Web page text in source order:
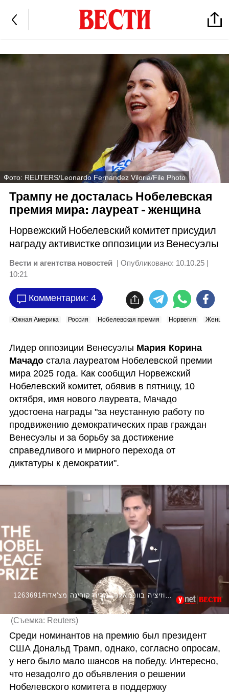
Фото: REUTERS/Leonardo Fernandez Viloria/File Photo
Трампу не досталась Нобелевская
премия мира: лауреат - женщина
Норвежский Нобелевский комитет присудил
награду активистке оппозиции из Венесуэлы
Вести и агентства новостей | Опубликовано: 10.10.25 |
10:21
Комментарии: 4
Южная Америка Россия Нобелевская премия Норвегия
Лидер оппозиции Венесуэлы Мария Корина
Мачадо стала лауреатом Нобелевской премии
мира 2025 года. Как сообщил Норвежский
Нобелевский комитет, обявив в пятницу, 10
октября, имя нового лауреата, Мачадо
удостоена награды "за неустанную работу по
продвижению демократических прав граждан
Венесуэлы и за борьбу за достижение
справедливого и мирного перехода от
диктатуры к демократии".
1263691#זוכת פרס נובל לשלום ,מנהיגת האופוזיציה בוונצואלה, מריה קורינה מצ'אדו
(Съемка: Reuters)
Среди номинантов на премию был президент
США Дональд Трамп, однако, согласно опросам,
у него было мало шансов на победу. Интересно,
что незадолго до объявления о решении
Нобелевского комитета в поддержку